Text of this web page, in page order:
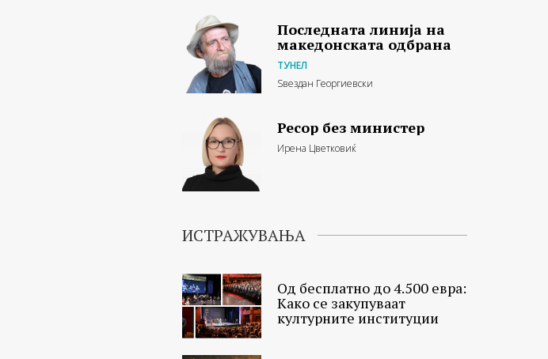
Последната линија на
македонската одбрана
ТУНЕЛ
Ѕвездан Георгиевски
Ресор без министер
Ирена Цветковиќ
ИСТРАЖУВАЊА
Од бесплатно до 4.500 евра:
Како се закупуваат
културните институции